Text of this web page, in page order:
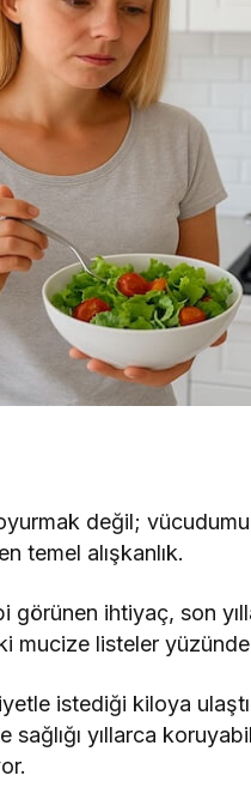
değil;
temel alışkanlık.
görünen ihtiyaç, son
mucize listeler
istediği kiloya
sağlığı yıllarca